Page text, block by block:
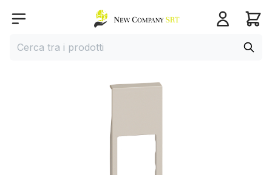
Open menu
Home page
Cerca